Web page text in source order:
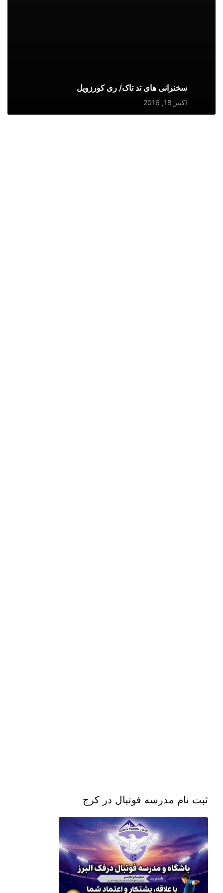
سخنرانی های تد تاک/ ری کورزویل
اکتبر 18, 2016
ثبت نام مدرسه فوتبال در کرج